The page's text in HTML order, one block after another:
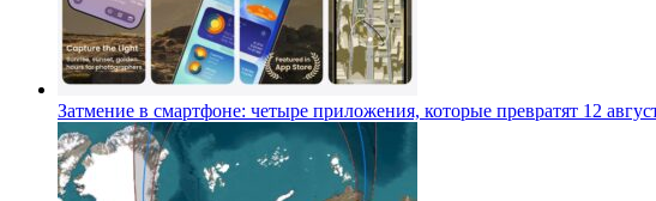
Затмение в смартфоне: четыре приложения, которые превратят 12